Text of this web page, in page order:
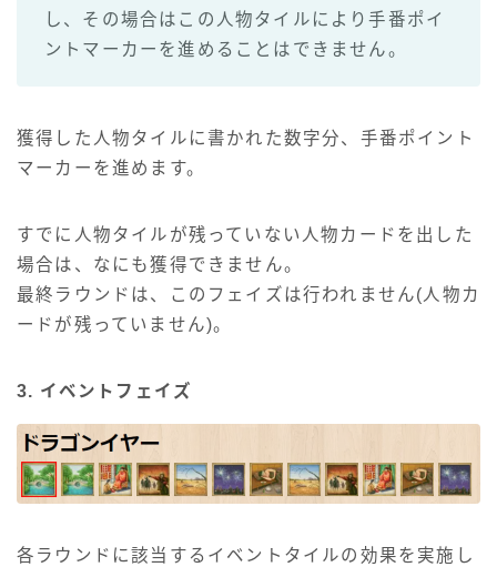
し、その場合はこの人物タイルにより手番ポイ
ントマーカーを進めることはできません。
獲得した人物タイルに書かれた数字分、手番ポイント
マーカーを進めます。
すでに人物タイルが残っていない人物カードを出した
場合は、なにも獲得できません。
最終ラウンドは、このフェイズは行われません(人物カ
ードが残っていません)。
3. イベントフェイズ
各ラウンドに該当するイベントタイルの効果を実施し